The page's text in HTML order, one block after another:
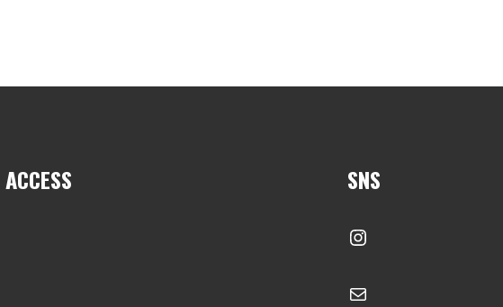
ACCESS SNS
Instagram
メール